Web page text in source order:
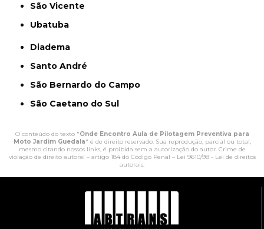
São Vicente
Ubatuba
Diadema
Santo André
São Bernardo do Campo
São Caetano do Sul
O conteúdo do texto "Onde Encontro Aula de Pilotagem Preventiva para
Moto Jardim Guedala" é de direito reservado. Sua reprodução, parcial ou total,
mesmo citando nossos links, é proibida sem a autorização do autor. Crime de
violação de direito autoral – artigo 184 do Código Penal – Lei 9610/98 - Lei de direitos
autorais.